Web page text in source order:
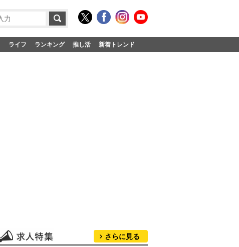
ライフ ランキング 推し活 新着トレンド
さらに見る